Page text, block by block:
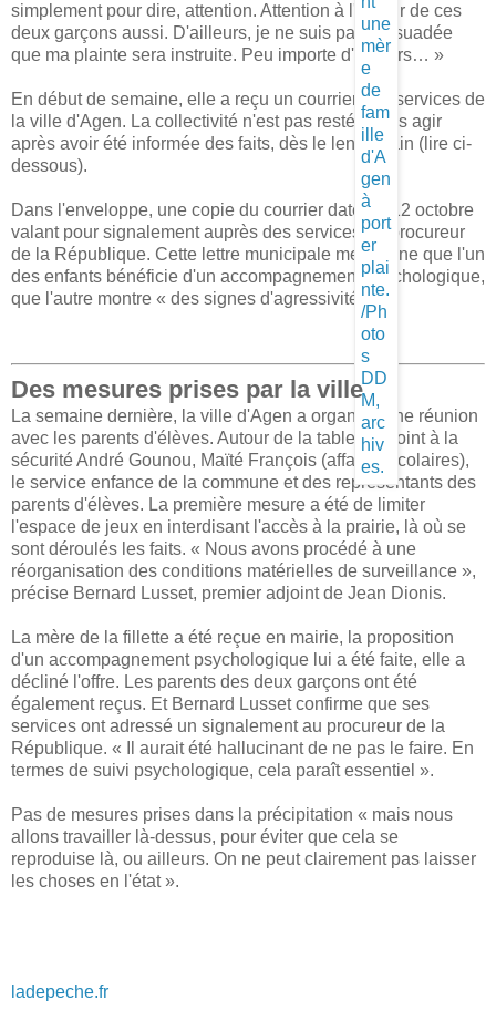
simplement pour dire, attention. Attention à l'avenir de ces
deux garçons aussi. D'ailleurs, je ne suis pas persuadée
que ma plainte sera instruite. Peu importe d'ailleurs… »
En début de semaine, elle a reçu un courrier des services de
la ville d'Agen. La collectivité n'est pas restée sans agir
après avoir été informée des faits, dès le lendemain (lire ci-
dessous).
Dans l'enveloppe, une copie du courrier daté du 12 octobre
valant pour signalement auprès des services du procureur
de la République. Cette lettre municipale mentionne que l'un
des enfants bénéficie d'un accompagnement psychologique,
que l'autre montre « des signes d'agressivité ».
Des mesures prises par la ville
La semaine dernière, la ville d'Agen a organisé une réunion
avec les parents d'élèves. Autour de la table, l'adjoint à la
sécurité André Gounou, Maïté François (affaires scolaires),
le service enfance de la commune et des représentants des
parents d'élèves. La première mesure a été de limiter
l'espace de jeux en interdisant l'accès à la prairie, là où se
sont déroulés les faits. « Nous avons procédé à une
réorganisation des conditions matérielles de surveillance »,
précise Bernard Lusset, premier adjoint de Jean Dionis.
La mère de la fillette a été reçue en mairie, la proposition
d'un accompagnement psychologique lui a été faite, elle a
décliné l'offre. Les parents des deux garçons ont été
également reçus. Et Bernard Lusset confirme que ses
services ont adressé un signalement au procureur de la
République. « Il aurait été hallucinant de ne pas le faire. En
termes de suivi psychologique, cela paraît essentiel ».
Pas de mesures prises dans la précipitation « mais nous
allons travailler là-dessus, pour éviter que cela se
reproduise là, ou ailleurs. On ne peut clairement pas laisser
les choses en l'état ».
ladepeche.fr